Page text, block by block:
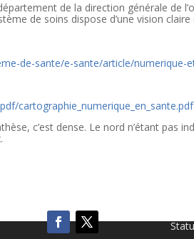
de la direction générale de
de soins dispose d’une vision
de-sante/e-sante/article/numerique-
cartographie_numerique_en_sante.pdf
c’est dense. Le nord n’étant pas